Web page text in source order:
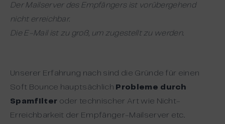
Der Mailserver des Empfängers ist vorübergehend
nicht erreichbar.
Die E-Mail ist zu groß, um zugestellt zu werden.
Unserer Erfahrung nach sind die Gründe für einen
Soft Bounce hauptsächlich Probleme durch
Spamfilter oder technischer Art wie Nicht-
Erreichbarkeit der Empfänger-Mailserver etc..